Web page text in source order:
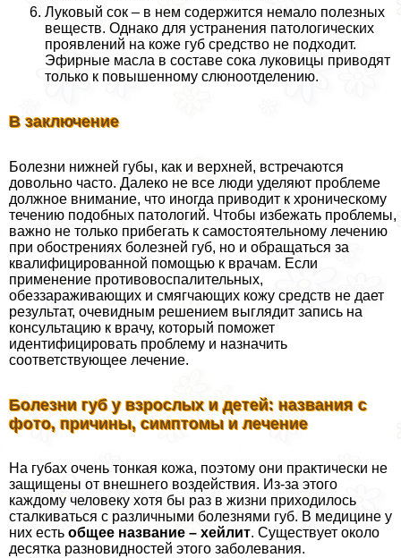
Луковый сок – в нем содержится немало полезных
веществ. Однако для устранения патологических
проявлений на коже губ средство не подходит.
Эфирные масла в составе сока луковицы приводят
только к повышенному слюноотделению.
В заключение
Болезни нижней губы, как и верхней, встречаются
довольно часто. Далеко не все люди уделяют проблеме
должное внимание, что иногда приводит к хроническому
течению подобных патологий. Чтобы избежать проблемы,
важно не только прибегать к самостоятельному лечению
при обострениях болезней губ, но и обращаться за
квалифицированной помощью к врачам. Если
применение противовоспалительных,
обеззараживающих и смягчающих кожу средств не дает
результат, очевидным решением выглядит запись на
консультацию к врачу, который поможет
идентифицировать проблему и назначить
соответствующее лечение.
Болезни губ у взрослых и детей: названия с
фото, причины, симптомы и лечение
На губах очень тонкая кожа, поэтому они пpaктически не
защищены от внешнего воздействия. Из-за этого
каждому человеку хотя бы раз в жизни приходилось
сталкиваться с различными болезнями губ. В медицине у
них есть общее название – хейлит. Существует около
десятка разновидностей этого заболевания.